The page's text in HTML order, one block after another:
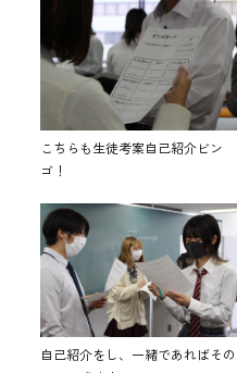
こちらも生徒考案自己紹介ビン
ゴ！
自己紹介をし、一緒であればその